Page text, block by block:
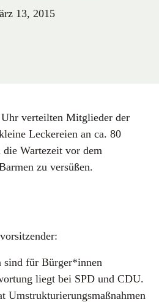
13, 2015
verteilten Mitglieder der
Leckereien an ca. 80
Wartezeit vor dem
zu versüßen.
sind für Bürger*innen
liegt bei SPD und CDU.
Umstrukturierungsmaßnahmen